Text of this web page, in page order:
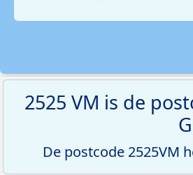
2525 VM is de
De postcode 2525VM